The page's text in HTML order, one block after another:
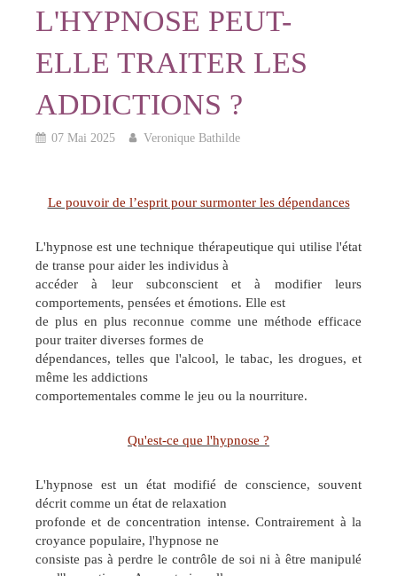
L'HYPNOSE PEUT-
ELLE TRAITER LES
ADDICTIONS ?
07 Mai 2025 Veronique Bathilde
Le pouvoir de l’esprit pour surmonter les dépendances
L'hypnose est une technique thérapeutique qui utilise l'état
de transe pour aider les individus à
accéder à leur subconscient et à modifier leurs
comportements, pensées et émotions. Elle est
de plus en plus reconnue comme une méthode efficace
pour traiter diverses formes de
dépendances, telles que l'alcool, le tabac, les drogues, et
même les addictions
comportementales comme le jeu ou la nourriture.
Qu'est-ce que l'hypnose ?
L'hypnose est un état modifié de conscience, souvent
décrit comme un état de relaxation
profonde et de concentration intense. Contrairement à la
croyance populaire, l'hypnose ne
consiste pas à perdre le contrôle de soi ni à être manipulé